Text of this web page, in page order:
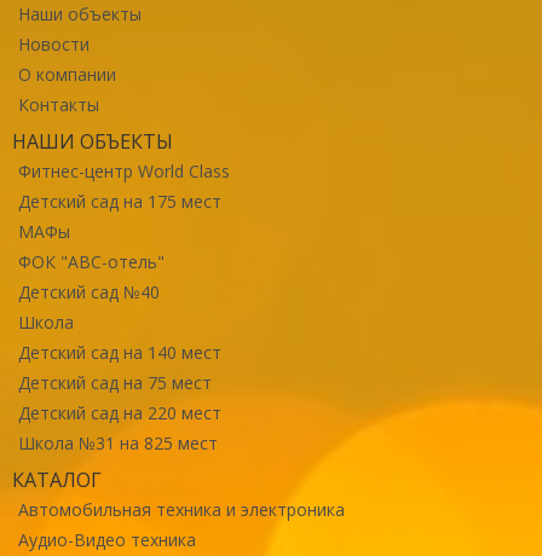
Наши объекты
Новости
О компании
Контакты
НАШИ ОБЪЕКТЫ
Фитнес-центр World Class
Детский сад на 175 мест
МАФы
ФОК "ABC-отель"
Детский сад №40
Школа
Детский сад на 140 мест
Детский сад на 75 мест
Детский сад на 220 мест
Школа №31 на 825 мест
КАТАЛОГ
Автомобильная техника и электроника
Аудио-Видео техника